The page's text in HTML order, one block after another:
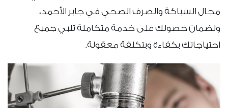
مجال السباكة والصرف الصحي في جابر الأحمد،
ولضمان حصولك على خدمة متكاملة تلبي جميع
احتياجاتك بكفاءة وبتكلفة معقولة.